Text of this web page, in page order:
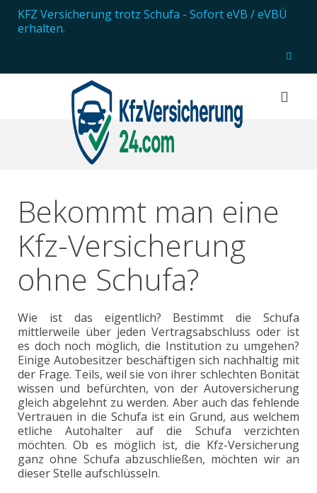
KFZ Versicherung trotz Schufa - Sofort eVB / eVBÜ
erhalten.
Bekommt man eine
Kfz-Versicherung
ohne Schufa?
Wie ist das eigentlich? Bestimmt die Schufa
mittlerweile über jeden Vertragsabschluss oder ist
es doch noch möglich, die Institution zu umgehen?
Einige Autobesitzer beschäftigen sich nachhaltig mit
der Frage. Teils, weil sie von ihrer schlechten Bonität
wissen und befürchten, von der Autoversicherung
gleich abgelehnt zu werden. Aber auch das fehlende
Vertrauen in die Schufa ist ein Grund, aus welchem
etliche Autohalter auf die Schufa verzichten
möchten. Ob es möglich ist, die Kfz-Versicherung
ganz ohne Schufa abzuschließen, möchten wir an
dieser Stelle aufschlüsseln.